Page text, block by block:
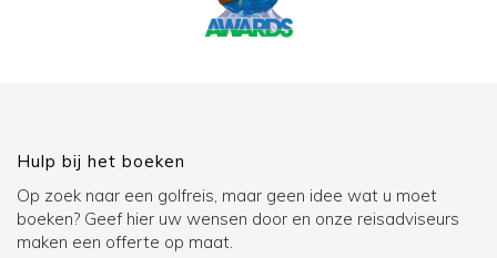
Hulp bij het boeken
Op zoek naar een golfreis, maar geen idee wat u moet
boeken? Geef hier uw wensen door en onze reisadviseurs
maken een offerte op maat.